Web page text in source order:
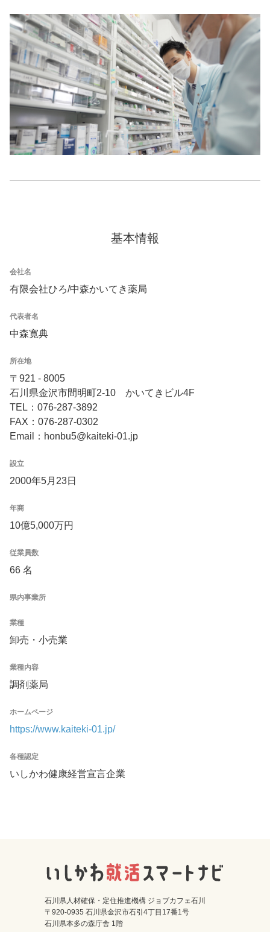
基本情報
会社名
有限会社ひろ/中森かいてき薬局
代表者名
中森寛典
所在地
〒921 - 8005
石川県金沢市間明町2-10 かいてきビル4F
TEL：076-287-3892
FAX：076-287-0302
Email：honbu5@kaiteki-01.jp
設立
2000年5月23日
年商
10億5,000万円
従業員数
66 名
県内事業所
業種
卸売・小売業
業種内容
調剤薬局
ホームページ
https://www.kaiteki-01.jp/
各種認定
いしかわ健康経営宣言企業
石川県人材確保・定住推進機構 ジョブカフェ石川
〒920-0935 石川県金沢市石引4丁目17番1号
石川県本多の森庁舎 1階